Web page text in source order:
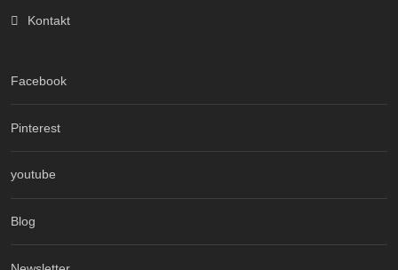
Kontakt
Facebook
Pinterest
youtube
Blog